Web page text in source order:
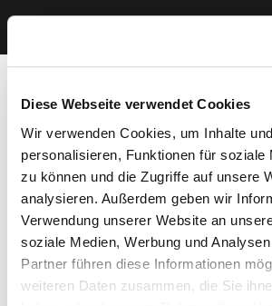
Diese Webseite verwendet Cookies
Wir verwenden Cookies, um Inhalte
personalisieren, Funktionen für soziale
zu können und die Zugriffe auf unsere
analysieren. Außerdem geben wir
Verwendung unserer Website an
soziale Medien, Werbung und
Partner führen diese Informationen
weiteren Daten zusammen, die Sie